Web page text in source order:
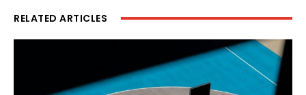
RELATED ARTICLES